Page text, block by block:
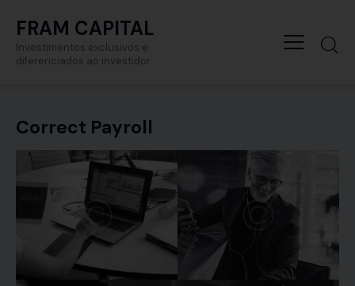
FRAM CAPITAL
Investimentos exclusivos e
diferenciados ao investidor
Correct Payroll